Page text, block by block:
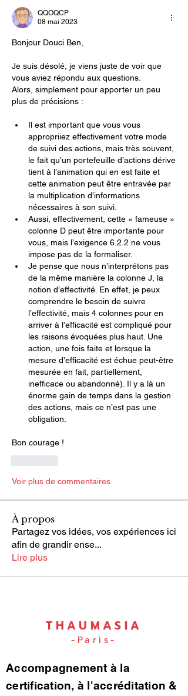
QQOQCP
08 mai 2023
Bonjour Douci Ben,
Je suis désolé, je viens juste de voir que
vous aviez répondu aux questions.
Alors, simplement pour apporter un peu
plus de précisions :
Il est important que vous vous
appropriiez effectivement votre mode
de suivi des actions, mais très souvent,
le fait qu’un portefeuille d’actions dérive
tient à l’animation qui en est faite et
cette animation peut être entravée par
la multiplication d’informations
nécessaires à son suivi.
Aussi, effectivement, cette « fameuse »
colonne D peut être importante pour
vous, mais l’exigence 6.2.2 ne vous
impose pas de la formaliser.
Je pense que nous n’interprétons pas
de la même manière la colonne J, la
notion d’effectivité. En effet, je peux
comprendre le besoin de suivre
l’effectivité, mais 4 colonnes pour en
arriver à l’efficacité est compliqué pour
les raisons évoquées plus haut. Une
action, une fois faite et lorsque la
mesure d’efficacité est échue peut-être
mesurée en fait, partiellement,
inefficace ou abandonné). Il y a là un
énorme gain de temps dans la gestion
des actions, mais ce n’est pas une
obligation.
Bon courage !
Voir plus de commentaires
À propos
Partagez vos idées, vos expériences ici
afin de grandir ense...
Lire plus
THAUMASIA
-Paris-
Accompagnement à la
certification, à l'accréditation &